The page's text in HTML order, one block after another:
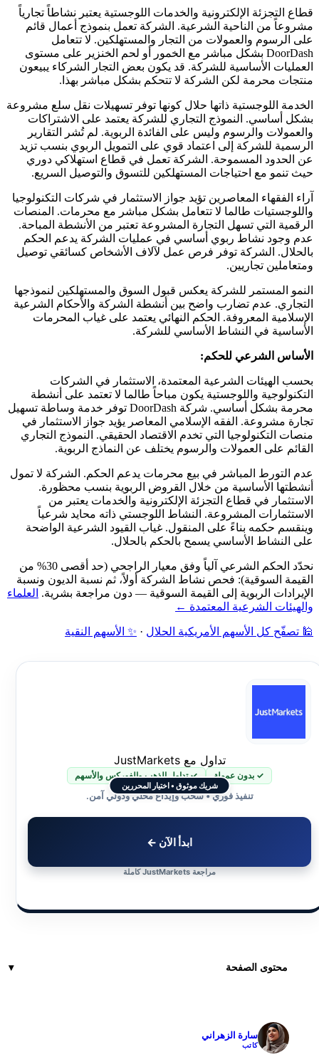
قطاع التجزئة الإلكترونية والخدمات اللوجستية يعتبر نشاطاً تجارياً
مشروعاً من الناحية الشرعية. الشركة تعمل بنموذج أعمال قائم
على الرسوم والعمولات من التجار والمستهلكين. لا تتعامل
DoorDash بشكل مباشر مع الخمور أو لحم الخنزير على مستوى
العمليات الأساسية للشركة. قد يكون بعض التجار الشركاء يبيعون
منتجات محرمة لكن الشركة لا تتحكم بشكل مباشر بهذا.
الخدمة اللوجستية ذاتها حلال كونها توفر تسهيلات نقل سلع مشروعة
بشكل أساسي. النموذج التجاري للشركة يعتمد على الاشتراكات
والعمولات والرسوم وليس على الفائدة الربوية. لم تُشر التقارير
الرسمية للشركة إلى اعتماد قوي على التمويل الربوي بنسب تزيد
عن الحدود المسموحة. الشركة تعمل في قطاع استهلاكي دوري
حيث تنمو مع احتياجات المستهلكين للتسوق والتوصيل السريع.
آراء الفقهاء المعاصرين تؤيد جواز الاستثمار في شركات التكنولوجيا
واللوجستيات طالما لا تتعامل بشكل مباشر مع محرمات. المنصات
الرقمية التي تسهل التجارة المشروعة تعتبر من الأنشطة المباحة.
عدم وجود نشاط ربوي أساسي في عمليات الشركة يدعم الحكم
بالحلال. الشركة توفر فرص عمل لآلاف الأشخاص كسائقي توصيل
ومتعاملين تجاريين.
النمو المستمر للشركة يعكس قبول السوق والمستهلكين لنموذجها
التجاري. عدم تضارب واضح بين أنشطة الشركة والأحكام الشرعية
الإسلامية المعروفة. الحكم النهائي يعتمد على غياب المحرمات
الأساسية في النشاط الأساسي للشركة.
الأساس الشرعي للحكم:
بحسب الهيئات الشرعية المعتمدة، الاستثمار في الشركات
التكنولوجية واللوجستية يكون مباحاً طالما لا تعتمد على أنشطة
محرمة بشكل أساسي. شركة DoorDash توفر خدمة وساطة تسهيل
تجارة مشروعة. الفقه الإسلامي المعاصر يؤيد جواز الاستثمار في
منصات التكنولوجيا التي تخدم الاقتصاد الحقيقي. النموذج التجاري
القائم على العمولات والرسوم يختلف عن النماذج الربوية.
عدم التورط المباشر في بيع محرمات يدعم الحكم. الشركة لا تمول
أنشطتها الأساسية من خلال القروض الربوية بنسب محظورة.
الاستثمار في قطاع التجزئة الإلكترونية والخدمات يعتبر من
الاستثمارات المشروعة. النشاط اللوجستي ذاته محايد شرعياً
وينقسم حكمه بناءً على المنقول. غياب القيود الشرعية الواضحة
على النشاط الأساسي يسمح بالحكم بالحلال.
نحدّد الحكم الشرعي آلياً وفق معيار الراجحي (حد أقصى 30% من
القيمة السوقية): فحص نشاط الشركة أولاً، ثم نسبة الديون ونسبة
الإيرادات الربوية إلى القيمة السوقية — دون مراجعة بشرية. العلماء
والهيئات الشرعية المعتمدة ←
🕌 تصفّح كل الأسهم الأمريكية الحلال · ✨ الأسهم النقية
شريك موثوق • اختيار المحررين
تداول مع JustMarkets
✓ بدون عمولة ✓ تداول الذهب والفوركس والأسهم
تنفيذ فوري • سحب وإيداع محلي ودولي آمن.
ابدأ الآن ←
مراجعة JustMarkets كاملة
محتوى الصفحة
سارة الزهراني
كاتب